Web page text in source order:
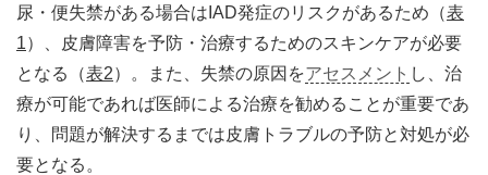
尿・便失禁がある場合はIAD発症のリスクがあるため（表
1）、皮膚障害を予防・治療するためのスキンケアが必要
となる（表2）。また、失禁の原因をアセスメント し、治
療が可能であれば医師による治療を勧めることが重要であ
り、問題が解決するまでは皮膚トラブルの予防と対処が必
要となる。